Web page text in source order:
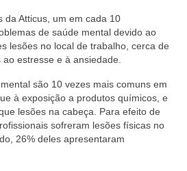
da Atticus, um em cada 10
de saúde mental devido ao
lesões no local de trabalho, cerca de
estresse e à ansiedade.
são 10 vezes mais comuns em
à exposição a produtos químicos, e
lesões na cabeça. Para efeito de
sofreram lesões físicas no
26% deles apresentaram